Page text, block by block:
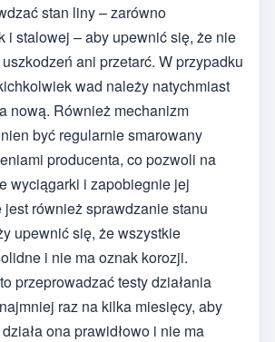
stan liny – zarówno
i stalowej – aby upewnić się, że nie
ani przetarć. W przypadku
wad należy natychmiast
nową. Również mechanizm
być regularnie smarowany
producenta, co pozwoli na
wyciągarki i zapobiegnie jej
jest również sprawdzanie stanu
upewnić się, że wszystkie
i nie ma oznak korozji.
przeprowadzać testy działania
raz na kilka miesięcy, aby
ona prawidłowo i nie ma